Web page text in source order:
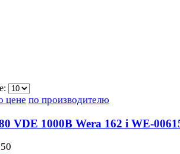
цене по производителю
VDE 1000В Wera 162 i WE-